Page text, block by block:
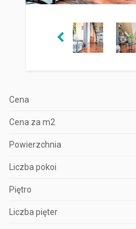
Cena
Cena za m2
Powierzchnia
Liczba pokoi
Piętro
Liczba pięter